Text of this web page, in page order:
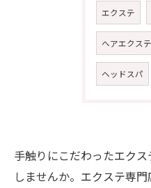
エクステ
ヘアエクス
ヘッドスパ
手触りにこだわったエク
しませんか。エクステ専